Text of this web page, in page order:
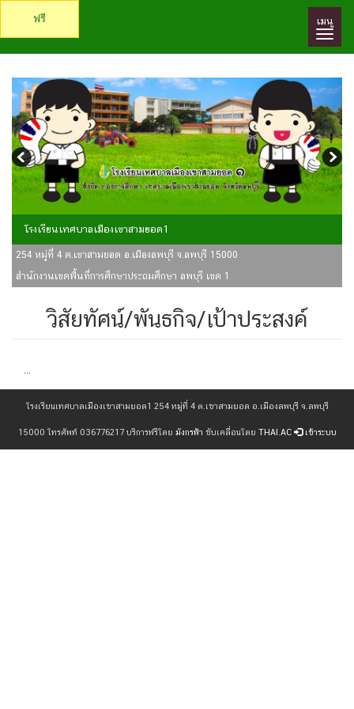
ฟรี เมนู
โรงเรียนเทศบาลเมืองเขาสามยอด1
254 หมู่ที่ 4 ต.เขาสามยอด อ.เมืองลพบุรี จ.ลพบุรี 15000
สำนักงานเขตพื้นที่การศึกษาประถมศึกษา ลพบุรี เขต 1
วิสัยทัศน์/พันธกิจ/เป้าประสงค์
...
โรงเรียนเทศบาลเมืองเขาสามยอด1 254 หมู่ที่ 4 ต.เขาสามยอด อ.เมืองลพบุรี จ.ลพบุรี
15000 โทรศัพท์ 036776217 บริการฟรีโดย มังกรฟ้า ขับเคลื่อนโดย THAI.AC เข้าระบบ